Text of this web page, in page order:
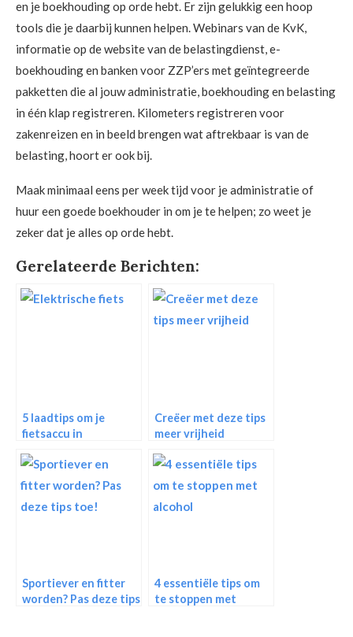
en je boekhouding op orde hebt. Er zijn gelukkig een hoop
tools die je daarbij kunnen helpen. Webinars van de KvK,
informatie op de website van de belastingdienst, e-
boekhouding en banken voor ZZP’ers met geïntegreerde
pakketten die al jouw administratie, boekhouding en belasting
in één klap registreren. Kilometers registreren voor
zakenreizen en in beeld brengen wat aftrekbaar is van de
belasting, hoort er ook bij.
Maak minimaal eens per week tijd voor je administratie of
huur een goede boekhouder in om je te helpen; zo weet je
zeker dat je alles op orde hebt.
Gerelateerde Berichten:
5 laadtips om je
fietsaccu in
houden
Creëer met deze tips
meer vrijheid
Sportiever en fitter
worden? Pas deze tips
4 essentiële tips om
te stoppen met